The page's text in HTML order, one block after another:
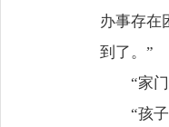
办事存在
到了。”
“家
“孩